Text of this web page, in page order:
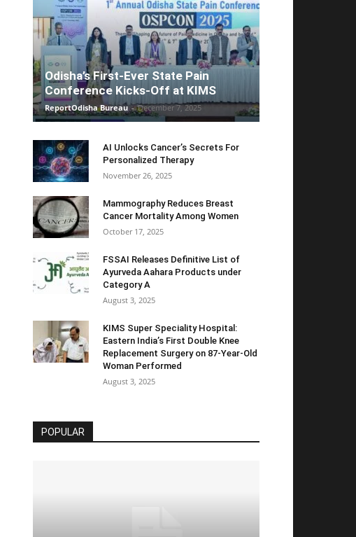
Odisha’s First-Ever State Pain
Conference Kicks-Off at KIMS
ReportOdisha Bureau - December 7, 2025
AI Unlocks Cancer’s Secrets For
Personalized Therapy
November 26, 2025
Mammography Reduces Breast
Cancer Mortality Among Women
October 17, 2025
FSSAI Releases Definitive List of
Ayurveda Aahara Products under
Category A
August 3, 2025
KIMS Super Speciality Hospital:
Eastern India’s First Double Knee
Replacement Surgery on 87-Year-Old
Woman Performed
August 3, 2025
POPULAR